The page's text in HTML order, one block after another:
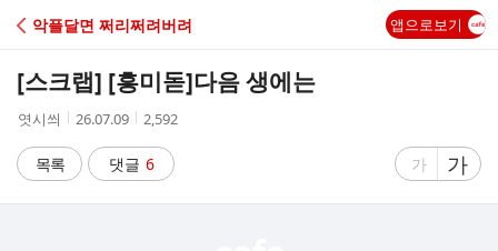
C
A
악플달면 쩌리쩌려버려 앱으로보기
[스크랩] [흥미돋]다음 생에는
작
자
엿시씌
작
시
간
26.07.09
조
수
2,592
목록 댓글 6
글
가
글
자
가